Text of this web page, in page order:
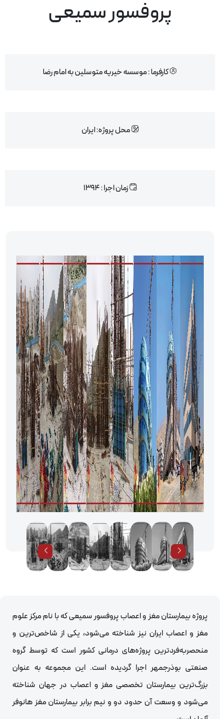
پروفسور سمیعی
کارفرما : موسسه خیریه متوسلین به امام رضا
محل پروژه: ایران
زمان اجرا : 1394
پروژه بیمارستان مغز و اعصاب پروفسور سمیعی که با نام مرکز علوم
مغز و اعصاب ایران نیز شناخته می‌شود، یکی از شاخص‌ترین و
منحصربه‌فردترین پروژه‌های درمانی کشور است که توسط گروه
صنعتی بوذرجمهر اجرا گردیده است. این مجموعه به عنوان
بزرگ‌ترین بیمارستان تخصصی مغز و اعصاب در جهان شناخته
می‌شود و وسعت آن حدود دو و نیم برابر بیمارستان مغز هانوفر